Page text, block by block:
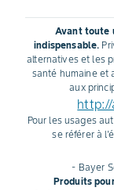
Avant toute
indispensable.
alternatives et les
santé humaine et
aux
http://
Pour les usages
se référer à
- Bayer
Produits